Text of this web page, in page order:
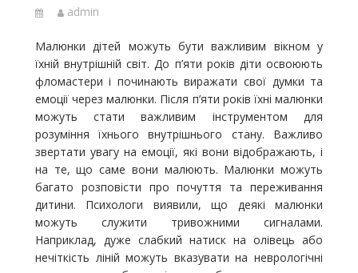
admin
Малюнки дітей можуть бути важливим вікном у
їхній внутрішній світ. До п’яти років діти освоюють
фломастери і починають виражати свої думки та
емоції через малюнки. Після п’яти років їхні малюнки
можуть стати важливим інструментом для
розуміння їхнього внутрішнього стану. Важливо
звертати увагу на емоції, які вони відображають, і
на те, що саме вони малюють. Малюнки можуть
багато розповісти про почуття та переживання
дитини. Психологи виявили, що деякі малюнки
можуть служити тривожними сигналами.
Наприклад, дуже слабкий натиск на олівець або
нечіткість ліній можуть вказувати на неврологічні